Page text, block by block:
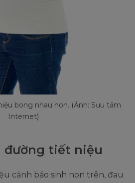
bong nhau non. (Ảnh: Sưu tầm
Internet)
đường tiết niệu
cảnh báo sinh non trên, đau